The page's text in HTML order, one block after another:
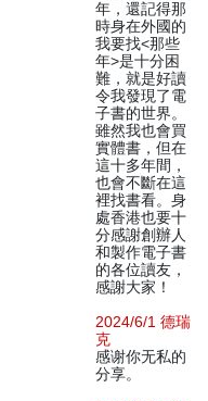
年，還記得那
時身在外國的
我要找<那些
年>是十分困
難，就是好讀
令我發現了電
子書的世界。
雖然我也會買
實體書，但在
這十多年間，
也會不斷在這
裡找書看。身
處香港也要十
分感謝創辦人
和製作電子書
的各位讀友，
感謝大家！
2024/6/1 德瑞
克
感谢你无私的
分享。